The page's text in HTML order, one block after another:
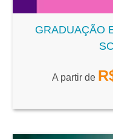
GRADUAÇÃO
A partir de